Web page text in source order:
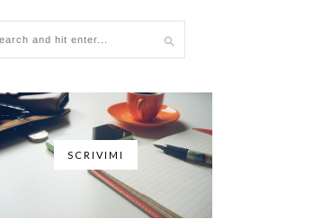
SCRIVIMI